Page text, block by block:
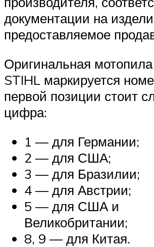
документации на
предоставляемое
Оригинальная
STIHL маркируется
первой позиции стоит
цифра:
1 — для Германии;
2 — для США;
3 — для Бразилии;
4 — для Австрии;
5 — для США и
Великобритании;
8, 9 — для Китая.